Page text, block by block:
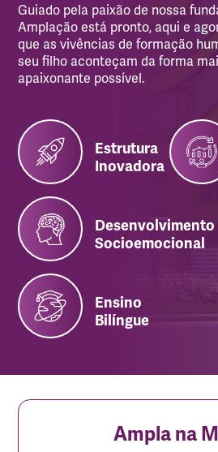
Guiado pela paixão de nossa
Amplação está pronto, aqui e
que as vivências de formação
seu filho aconteçam da forma
apaixonante possível.
Estrutura
Inovadora
Desenvolvimento
Socioemocional
Ensino
Bilíngue
Ampla na